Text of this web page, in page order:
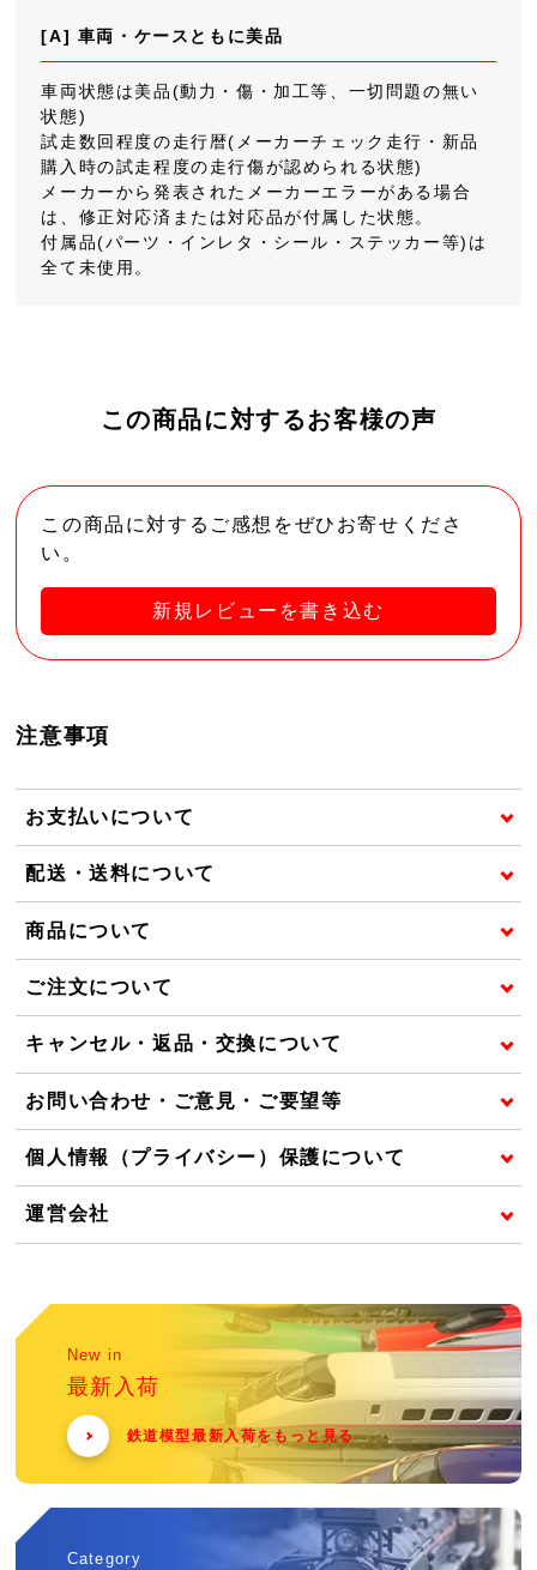
[A] 車両・ケースともに美品
車両状態は美品(動力・傷・加工等、一切問題の無い
状態)
試走数回程度の走行暦(メーカーチェック走行・新品
購入時の試走程度の走行傷が認められる状態)
メーカーから発表されたメーカーエラーがある場合
は、修正対応済または対応品が付属した状態。
付属品(パーツ・インレタ・シール・ステッカー等)は
全て未使用。
この商品に対するお客様の声
この商品に対するご感想をぜひお寄せくださ
い。
新規レビューを書き込む
注意事項
お支払いについて
配送・送料について
商品について
ご注文について
キャンセル・返品・交換について
お問い合わせ・ご意見・ご要望等
個人情報（プライバシー）保護について
運営会社
New in
最新入荷
鉄道模型最新入荷をもっと見る
Category